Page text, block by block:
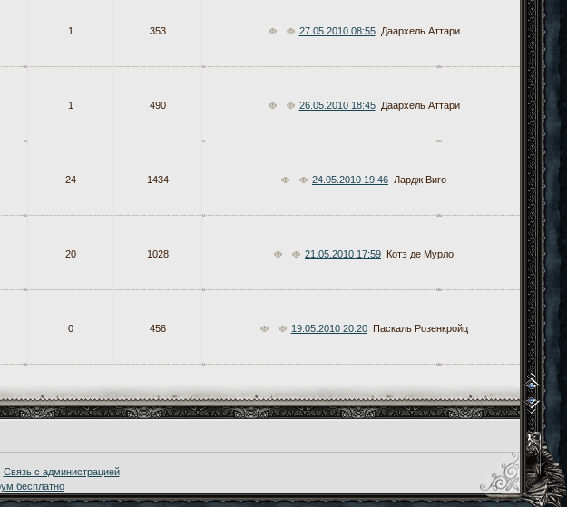
1 353 27.05.2010 08:55 Даархель Аттари
1 490 26.05.2010 18:45 Даархель Аттари
24 1434 24.05.2010 19:46 Лардж Виго
20 1028 21.05.2010 17:59 Котэ де Мурло
0 456 19.05.2010 20:20 Паскаль Розенкройц
бесплатно
Связь с администрацией